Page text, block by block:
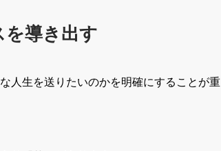
導き出す
人生を送りたいのかを明確にすることが重